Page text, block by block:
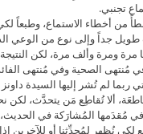
تجنبي.
من أخطاء الاستماع، وطبعاً
جداً وإلى نوع من الوعي
مرة ومرة وألف مرة، لكن
مُنتهى الصحية وفي مُنتهى
ألا تُقاطِع مَن يتحدَّث، لكن
مُقدَمها المُشارَكة في
لكي نُظهِر لمُحدِّثنا أو للآخرين